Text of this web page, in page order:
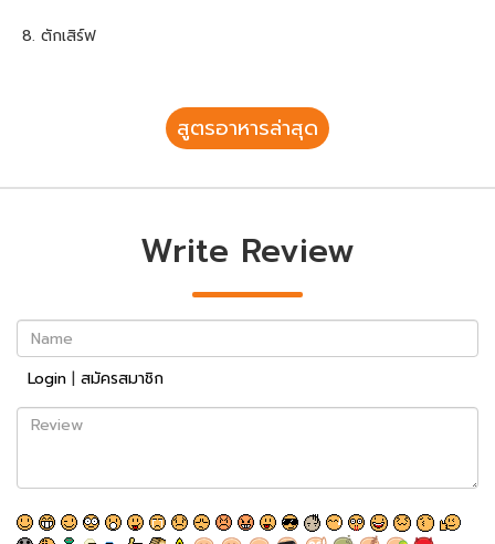
8. ตักเสิร์ฟ
สูตรอาหารล่าสุด
Write Review
Name
Login | สมัครสมาชิก
Review